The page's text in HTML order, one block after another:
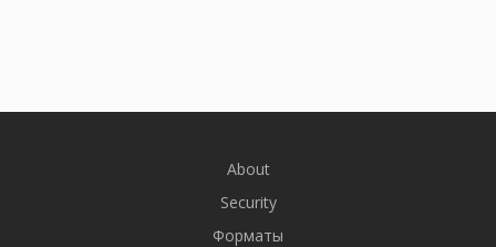
About
Security
Форматы